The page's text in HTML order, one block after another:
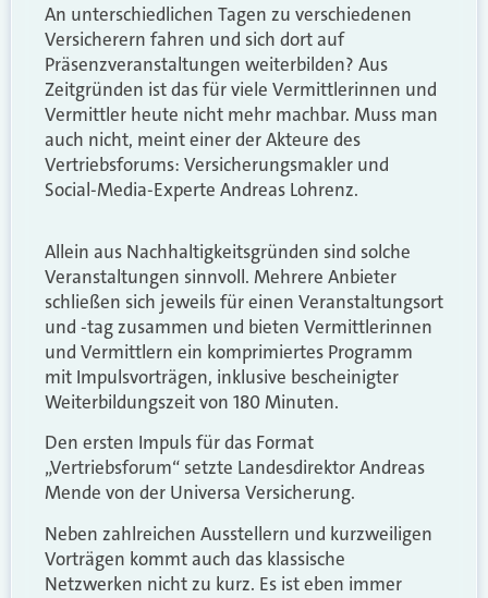
An unterschiedlichen Tagen zu verschiedenen
Versicherern fahren und sich dort auf
Präsenzveranstaltungen weiterbilden? Aus
Zeitgründen ist das für viele Vermittlerinnen und
Vermittler heute nicht mehr machbar. Muss man
auch nicht, meint einer der Akteure des
Vertriebsforums: Versicherungsmakler und
Social-Media-Experte Andreas Lohrenz.
Allein aus Nachhaltigkeitsgründen sind solche
Veranstaltungen sinnvoll. Mehrere Anbieter
schließen sich jeweils für einen Veranstaltungsort
und -tag zusammen und bieten Vermittlerinnen
und Vermittlern ein komprimiertes Programm
mit Impulsvorträgen, inklusive bescheinigter
Weiterbildungszeit von 180 Minuten.
Den ersten Impuls für das Format
„Vertriebsforum“ setzte Landesdirektor Andreas
Mende von der Universa Versicherung.
Neben zahlreichen Ausstellern und kurzweiligen
Vorträgen kommt auch das klassische
Netzwerken nicht zu kurz. Es ist eben immer